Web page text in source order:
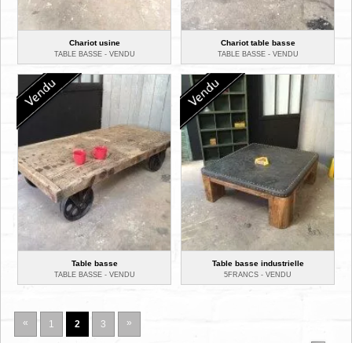
Chariot usine
TABLE BASSE - VENDU
Chariot table basse
TABLE BASSE - VENDU
Table basse
TABLE BASSE - VENDU
Table basse industrielle
5FRANCS - VENDU
« 1 2 3 »